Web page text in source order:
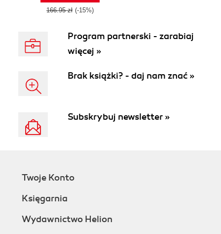
166.95 zł (-15%)
Program partnerski - zarabiaj
więcej »
Brak książki? - daj nam znać »
Subskrybuj newsletter »
Twoje Konto
Księgarnia
Wydawnictwo Helion